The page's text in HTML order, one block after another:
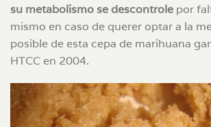
su metabolismo se descontrole por
mismo en caso de querer optar a la
posible de esta cepa de marihuana
HTCC en 2004.